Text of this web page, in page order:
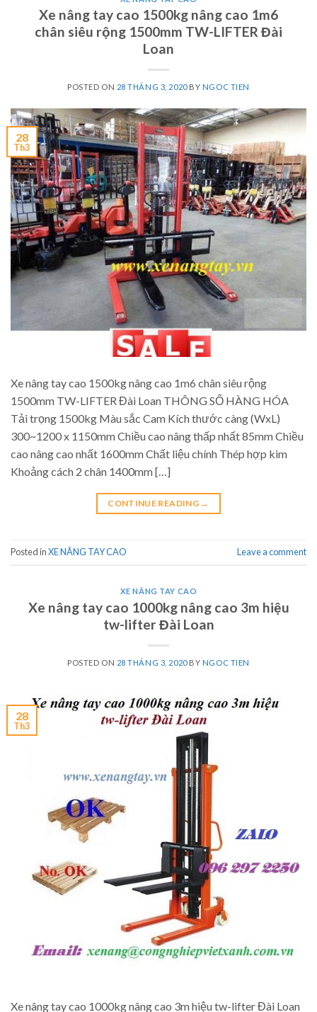
Xe nâng tay cao 1500kg nâng cao 1m6
chân siêu rộng 1500mm TW-LIFTER Đài
Loan
POSTED ON 28 THÁNG 3, 2020BY NGOC TIEN
28
Th3
Xe nâng tay cao 1500kg nâng cao 1m6 chân siêu rộng
1500mm TW-LIFTER Đài Loan THÔNG SỐ HÀNG HÓA
Tải trọng 1500kg Màu sắc Cam Kích thước càng (WxL)
300~1200 x 1150mm Chiều cao nâng thấp nhất 85mm Chiều
cao nâng cao nhất 1600mm Chất liệu chính Thép hợp kim
Khoảng cách 2 chân 1400mm […]
CONTINUE READING →
Posted inXE NÂNG TAY CAO Leave a comment
XE NÂNG TAY CAO
Xe nâng tay cao 1000kg nâng cao 3m hiệu
tw-lifter Đài Loan
POSTED ON 28 THÁNG 3, 2020BY NGOC TIEN
28
Th3
Xe nâng tay cao 1000kg nâng cao 3m hiệu tw-lifter Đài Loan